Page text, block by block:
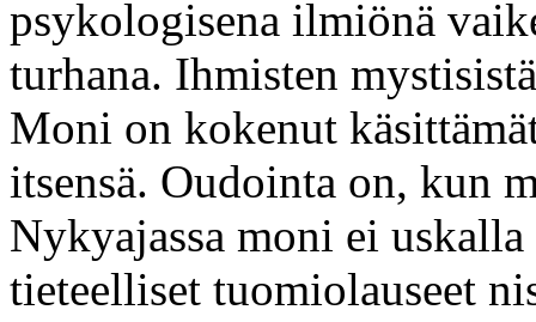
psykologisena ilmiönä
turhana. Ihmisten
Moni on kokenut
itsensä. Oudointa on, kun
Nykyajassa moni ei
tieteelliset tuomiolauseet